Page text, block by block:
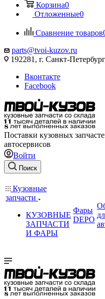
Корзина0
Отложенные0
Сравнение товаров
parts@tvoi-kuzov.ru
192281, г. Санкт-
Вконтакте
Facebook
Поставки кузовных
автосервисов
Войти
Поиск
Кузовные
запчасти
КУЗОВНЫЕ
ЗАПЧАСТИ
И ФАРЫ
Фары
DEPO